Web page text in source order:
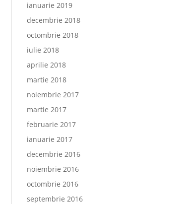
ianuarie 2019
decembrie 2018
octombrie 2018
iulie 2018
aprilie 2018
martie 2018
noiembrie 2017
martie 2017
februarie 2017
ianuarie 2017
decembrie 2016
noiembrie 2016
octombrie 2016
septembrie 2016